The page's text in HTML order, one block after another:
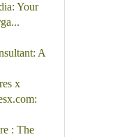
Your
A
x
: The